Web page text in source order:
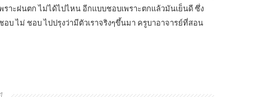
าะฝนตก ไม่ได้ไปไหน อีกแบบชอบเพราะตกแล้วมันเย็นดี ซึ่ง
อบ ไม่ ชอบ ไปปรุงว่ามีตัวเราจริงๆขึ้นมา ครูบาอาจารย์ที่สอน